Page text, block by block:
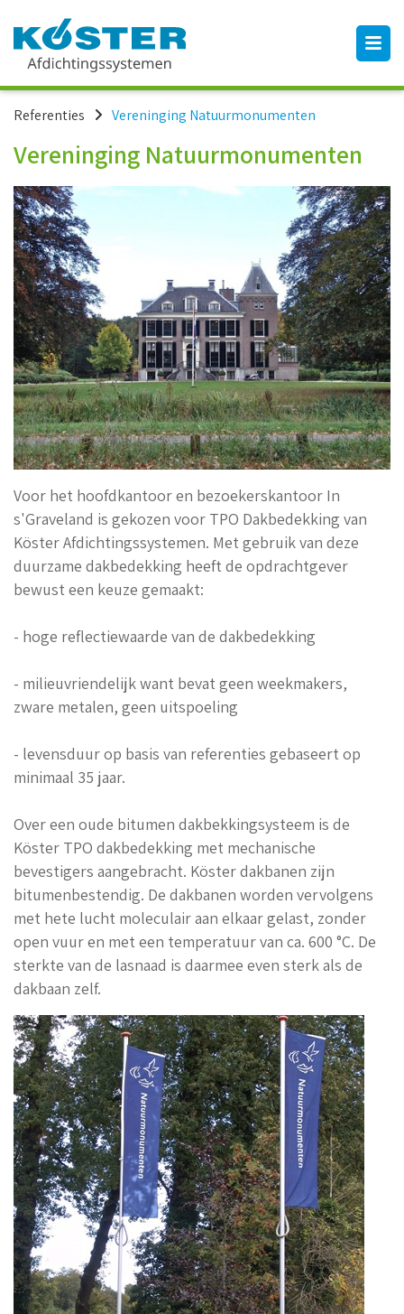
Referenties Vereninging Natuurmonumenten
Vereninging Natuurmonumenten
Voor het hoofdkantoor en bezoekerskantoor In
s'Graveland is gekozen voor TPO Dakbedekking van
Köster Afdichtingssystemen. Met gebruik van deze
duurzame dakbedekking heeft de opdrachtgever
bewust een keuze gemaakt:
- hoge reflectiewaarde van de dakbedekking
- milieuvriendelijk want bevat geen weekmakers,
zware metalen, geen uitspoeling
- levensduur op basis van referenties gebaseert op
minimaal 35 jaar.
Over een oude bitumen dakbekkingsysteem is de
Köster TPO dakbedekking met mechanische
bevestigers aangebracht. Köster dakbanen zijn
bitumenbestendig. De dakbanen worden vervolgens
met hete lucht moleculair aan elkaar gelast, zonder
open vuur en met een temperatuur van ca. 600 °C. De
sterkte van de lasnaad is daarmee even sterk als de
dakbaan zelf.